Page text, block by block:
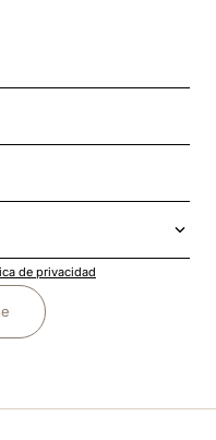
de privacidad